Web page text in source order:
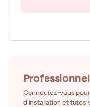
Connectez-vous
d'installation et tutos